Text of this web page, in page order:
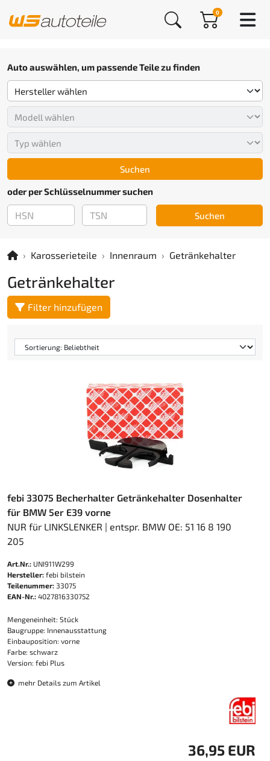
0
Auto auswählen, um passende Teile zu finden
Suchen
oder per Schlüsselnummer suchen
Suchen
Karosserieteile Innenraum Getränkehalter
Getränkehalter
Filter hinzufügen
febi 33075 Becherhalter Getränkehalter Dosenhalter
für BMW 5er E39 vorne
NUR für LINKSLENKER | entspr. BMW OE: 51 16 8 190
205
Art.Nr.: UNI911W299
Hersteller: febi bilstein
Teilenummer: 33075
EAN-Nr.: 4027816330752
Mengeneinheit: Stück
Baugruppe: Innenausstattung
Einbauposition: vorne
Farbe: schwarz
Version: febi Plus
mehr Details zum Artikel
36,95 EUR